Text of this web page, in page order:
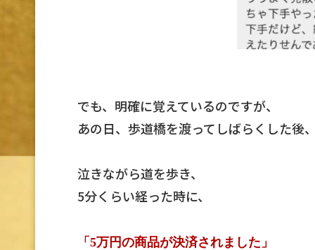
でも、明確に覚えているのですが、
あの日、歩道橋を渡ってしばらくした後
泣きながら道を歩き、
5分くらい経った時に、
「5万円の商品が決済されました」